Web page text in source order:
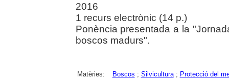
2016
1 recurs electrònic (14 p.)
Ponència presentada a la
boscos madurs".
Matèries: Boscos ; Silvicultura; Protecció del